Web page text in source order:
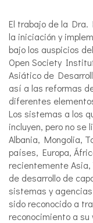
El trabajo de la Dra.
la iniciación y
bajo los auspicios
Open Society
Asiático de
así a las reformas
diferentes
Los sistemas a los
incluyen, pero no se
Albania, Mongolia,
países, Europa,
recientemente
de desarrollo de
sistemas y
sido reconocido a
reconocimiento a